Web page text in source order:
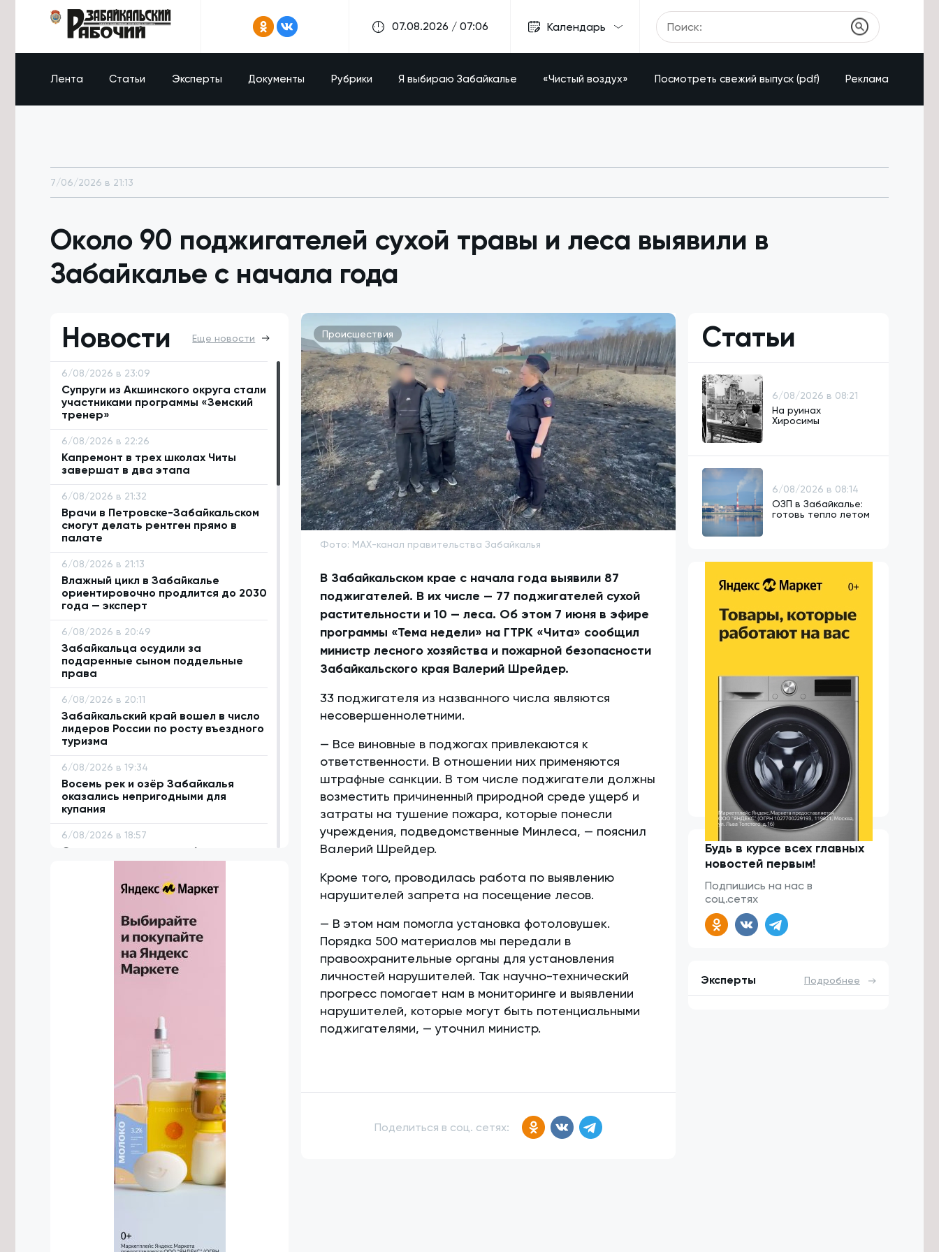
07.08.2026 / 07:06 Календарь
Лента Статьи Эксперты Документы Рубрики Я выбираю Забайкалье «Чистый воздух» Посмотреть свежий выпуск (pdf) Реклама
7/06/2026 в 21:13
Около 90 поджигателей сухой травы и леса выявили в
Забайкалье с начала года
Новости
Еще новости
6/08/2026 в 23:09
Супруги из Акшинского округа стали
участниками программы «Земский
тренер»
6/08/2026 в 22:26
Капремонт в трех школах Читы
завершат в два этапа
6/08/2026 в 21:32
Врачи в Петровске-Забайкальском
смогут делать рентген прямо в
палате
6/08/2026 в 21:13
Влажный цикл в Забайкалье
ориентировочно продлится до 2030
года — эксперт
6/08/2026 в 20:49
Забайкальца осудили за
подаренные сыном поддельные
права
6/08/2026 в 20:11
Забайкальский край вошел в число
лидеров России по росту въездного
туризма
6/08/2026 в 19:34
Восемь рек и озёр Забайкалья
оказались непригодными для
купания
6/08/2026 в 18:57
Сто проектов стали победителями
первого конкурса ТОС «Решаем
сами» в Забайкалье
Систему каналов для отвода
дождевой воды предложили
построить в селе Угдан
6/08/2026 в 18:31
Деловую программу проведут на
фестивале «Хорхог» в Забайкалье
6/08/2026 в 17:52
Самое большое число дамб в
России строится в Забайкалье
6/08/2026 в 17:50
Трёх ночных дрифтеров без прав
привлекли к ответственности в Чите
6/08/2026 в 17:40
Происшествия
Фото: MAX-канал правительства Забайкалья
В Забайкальском крае с начала года выявили 87
поджигателей. В их числе — 77 поджигателей сухой
растительности и 10 — леса. Об этом 7 июня в эфире
программы «Тема недели» на ГТРК «Чита» сообщил
министр лесного хозяйства и пожарной безопасности
Забайкальского края Валерий Шрейдер.
33 поджигателя из названного числа являются
несовершеннолетними.
— Все виновные в поджогах привлекаются к
ответственности. В отношении них применяются
штрафные санкции. В том числе поджигатели должны
возместить причиненный природной среде ущерб и
затраты на тушение пожара, которые понесли
учреждения, подведомственные Минлеса, — пояснил
Валерий Шрейдер.
Кроме того, проводилась работа по выявлению
нарушителей запрета на посещение лесов.
— В этом нам помогла установка фотоловушек.
Порядка 500 материалов мы передали в
правоохранительные органы для установления
личностей нарушителей. Так научно-технический
прогресс помогает нам в мониторинге и выявлении
нарушителей, которые могут быть потенциальными
поджигателями, — уточнил министр.
Поделиться в соц. сетях:
Статьи
6/08/2026 в 08:21
На руинах
Хиросимы
6/08/2026 в 08:14
ОЗП в Забайкалье:
готовь тепло летом
Будь в курсе всех главных
новостей первым!
Подпишись на нас в
соц.сетях
Эксперты Подробнее